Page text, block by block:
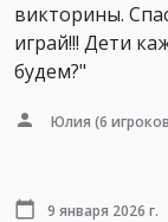
викторины.
играй!!! Дети
будем?"
Юлия (6
9 января 2026 г.